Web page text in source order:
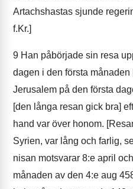
Artachshastas sjunde
f.Kr.]
9 Han påbörjade sin resa
dagen i den första månaden
Jerusalem på den första
[den långa resan gick bra]
hand var över honom.
Syrien, var lång och farlig,
nisan motsvarar 8:e april
månaden av den 4:e aug